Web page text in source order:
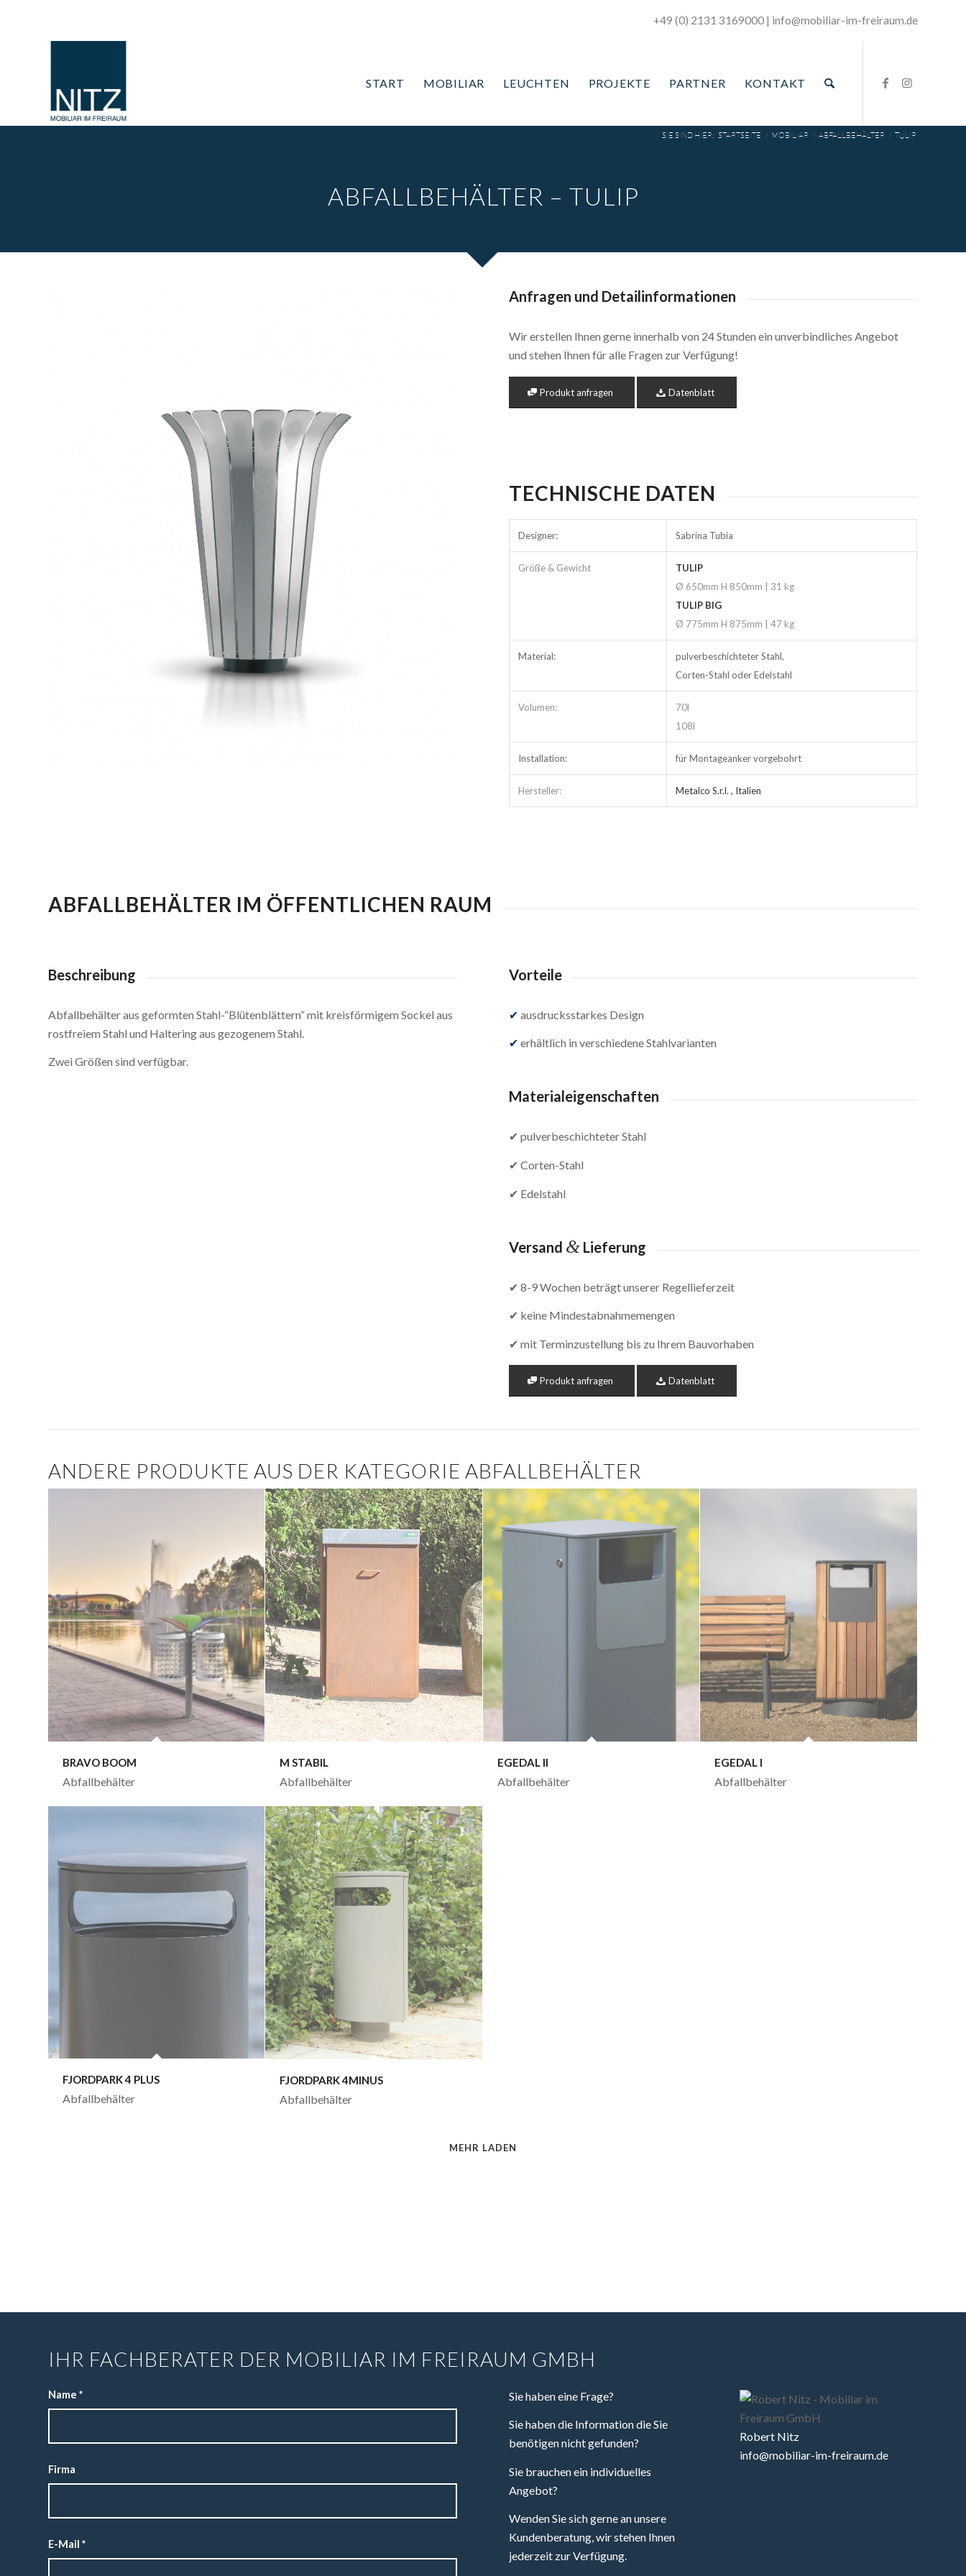
+49 (0) 2131 3169000 | ­info@mobiliar-im-freiraum.de
START MOBILIAR LEUCHTEN PROJEKTE PARTNER KONTAKT
SIE SIND HIER: STARTSEITE / MOBILIAR / ABFALLBEHÄLTER / TULIP
ABFALLBEHÄLTER – TULIP
Anfragen und Detailinformationen
Wir erstellen Ihnen gerne innerhalb von 24 Stunden ein unverbindliches Angebot
und stehen Ihnen für alle Fragen zur Verfügung!
Produkt anfragen Datenblatt
TECHNISCHE DATEN
Designer: Sabrina Tubia
Größe & Gewicht
TULIP
Ø 650mm H 850mm | 31 kg
TULIP BIG
Ø 775mm H 875mm | 47 kg
Material:
pulverbeschichteter Stahl,
Corten-Stahl oder Edelstahl
Volumen:
70l
108l
Installation: für Montageanker vorgebohrt
Hersteller: Metalco S.r.l. , Italien
ABFALLBEHÄLTER IM ÖFFENTLICHEN RAUM
Beschreibung
Abfallbehälter aus geformten Stahl-“Blütenblättern“ mit kreisförmigem Sockel aus
rostfreiem Stahl und Haltering aus gezogenem Stahl.
Zwei Größen sind verfügbar.
Vorteile
✔ausdrucksstarkes Design
✔erhältlich in verschiedene Stahlvarianten
Materialeigenschaften
✔ pulverbeschichteter Stahl
✔ Corten-Stahl
✔ Edelstahl
Versand & Lieferung
✔ 8-9 Wochen beträgt unserer Regellieferzeit
✔ keine Mindestabnahmemengen
✔ mit Terminzustellung bis zu Ihrem Bauvorhaben
Produkt anfragen Datenblatt
ANDERE PRODUKTE AUS DER KATEGORIE ABFALLBEHÄLTER
BRAVO BOOM
Abfallbehälter
M STABIL
Abfallbehälter
EGEDAL II
Abfallbehälter
EGEDAL I
Abfallbehälter
FJORDPARK 4 PLUS
Abfallbehälter
FJORDPARK 4MINUS
Abfallbehälter
MEHR LADEN
IHR FACHBERATER DER MOBILIAR IM FREIRAUM GMBH
Name *
Firma
E-Mail *
Sie haben eine Frage?
Sie haben die Information die Sie
benötigen nicht gefunden?
Sie brauchen ein individuelles
Angebot?
Wenden Sie sich gerne an unsere
Kundenberatung, wir stehen Ihnen
jederzeit zur Verfügung.
Robert Nitz
info@mobiliar-im-freiraum.de